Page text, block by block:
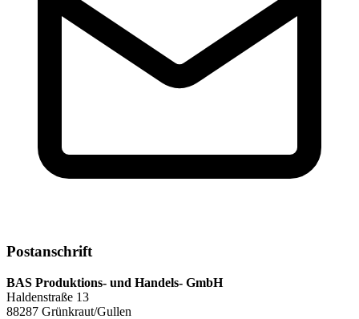
Postanschrift
BAS Produktions- und Handels- GmbH
Haldenstraße 13
88287 Grünkraut/Gullen